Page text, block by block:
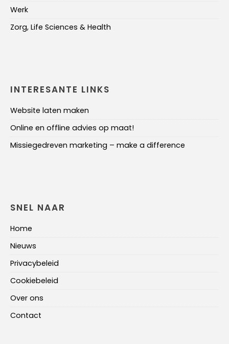
Werk
Zorg, Life Sciences & Health
INTERESANTE LINKS
Website laten maken
Online en offline advies op maat!
Missiegedreven marketing – make a difference
SNEL NAAR
Home
Nieuws
Privacybeleid
Cookiebeleid
Over ons
Contact